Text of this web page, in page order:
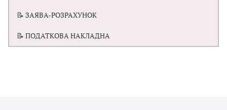
📝 ЗАЯВА-РОЗРАХУНОК
📝 ПОДАТКОВА НАКЛАДНА